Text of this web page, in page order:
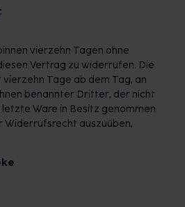
vierzehn Tagen ohne
Vertrag zu widerrufen. Die
Tage ab dem Tag, an
benannter Dritter, der nicht
Ware in Besitz genommen
Widerrufsrecht auszuüben,